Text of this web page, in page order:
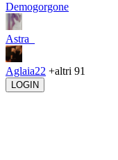
Demogorgone
Astra_
Aglaia22 +altri 91
LOGIN